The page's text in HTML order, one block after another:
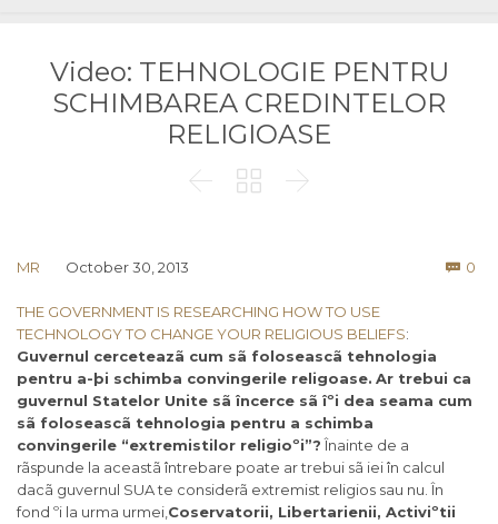
Video: TEHNOLOGIE PENTRU
SCHIMBAREA CREDINTELOR
RELIGIOASE
  
MR October 30, 2013  0
THE GOVERNMENT IS RESEARCHING HOW TO USE
TECHNOLOGY TO CHANGE YOUR RELIGIOUS BELIEFS:
Guvernul cerceteazã cum sã foloseascã tehnologia
pentru a-þi schimba convingerile religoase. Ar trebui ca
guvernul Statelor Unite sã încerce sã îºi dea seama cum
sã foloseascã tehnologia pentru a schimba
convingerile “extremistilor religioºi”?Înainte de a
rãspunde la aceastã întrebare poate ar trebui sã iei în calcul
dacã guvernul SUA te considerã extremist religios sau nu. În
fond ºi la urma urmei, Coservatorii, Libertarienii, Activiºtii